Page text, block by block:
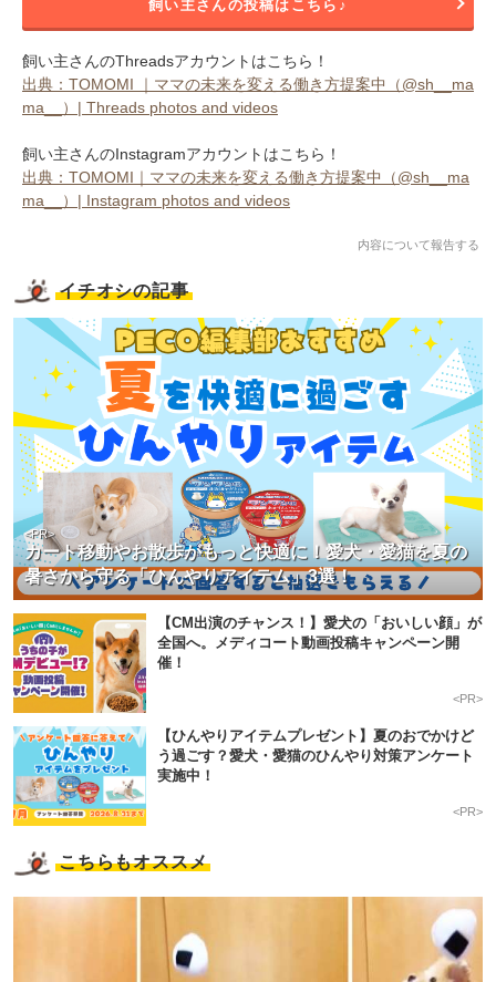
飼い主さんの投稿はこちら♪
飼い主さんのThreadsアカウントはこちら！
出典：TOMOMI ｜ママの未来を変える働き方提案中（@sh__ma
ma__）| Threads photos and videos
飼い主さんのInstagramアカウントはこちら！
出典：TOMOMI｜ママの未来を変える働き方提案中（@sh__ma
ma__）| Instagram photos and videos
内容について報告する
イチオシの記事
カート移動やお散歩がもっと快適に！愛犬・愛猫を夏の
暑さから守る「ひんやりアイテム」3選！
<PR>
【CM出演のチャンス！】愛犬の「おいしい顔」が
全国へ。メディコート動画投稿キャンペーン開
催！
<PR>
【ひんやりアイテムプレゼント】夏のおでかけど
う過ごす？愛犬・愛猫のひんやり対策アンケート
実施中！
<PR>
こちらもオススメ